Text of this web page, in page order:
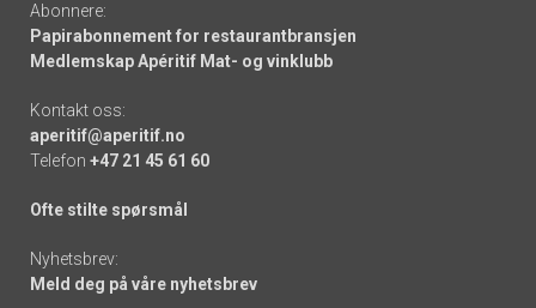
Abonnere:
Papirabonnement for restaurantbransjen
Medlemskap Apéritif Mat- og vinklubb
Kontakt oss:
aperitif@aperitif.no
Telefon +47 21 45 61 60
Ofte stilte spørsmål
Nyhetsbrev:
Meld deg på våre nyhetsbrev